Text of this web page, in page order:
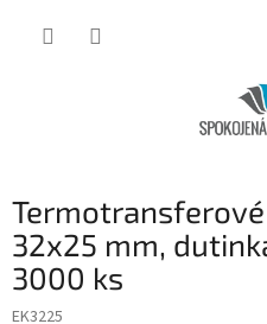
32x25 mm,
3000 ks
EK3225